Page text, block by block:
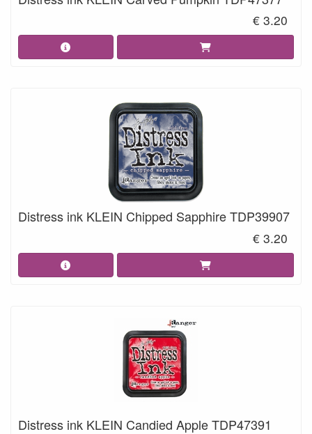
€ 3.20
Distress ink KLEIN Chipped Sapphire TDP39907
€ 3.20
Distress ink KLEIN Candied Apple TDP47391